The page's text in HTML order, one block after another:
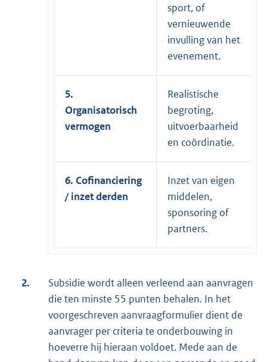
sport, of
vernieuwende
invulling van het
evenement.
5.
Organisatorisch
vermogen
Realistische
begroting,
uitvoerbaarheid
en coördinatie.
6. Cofinanciering
/ inzet derden
Inzet van eigen
middelen,
sponsoring of
partners.
2.
Subsidie wordt alleen verleend aan aanvragen
die ten minste 55 punten behalen. In het
voorgeschreven aanvraagformulier dient de
aanvrager per criteria te onderbouwing in
hoeverre hij hieraan voldoet. Mede aan de